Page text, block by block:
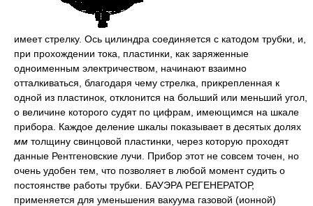
имеет стрелку. Ось цилиндра соединяется с катодом трубки, и,
при прохождении тока, пластинки, как заряженные
одноименным электричеством, начинают взаимно
отталкиваться, благодаря чему стрелка, прикрепленная к
одной из пластинок, отклонится на больший или меньший угол,
о величине которого судят по цифрам, имеющимся на шкале
прибора. Каждое деление шкалы показывает в десятых долях
мм толщину свинцовой пластинки, через которую проходят
данные Рентгеновские лучи. Прибор этот не совсем точен, но
очень удобен тем, что позволяет в любой момент судить о
постоянстве работы трубки. БАУЭРА РЕГЕНЕРАТОР,
применяется для уменьшения вакуума газовой (ионной)